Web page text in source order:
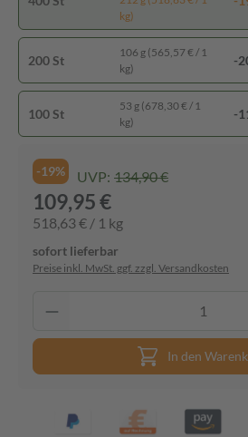
kg)
200 St
106 g (565,57 € / 1
kg)
-
100 St
53 g (678,30 € / 1
kg)
-
-19% UVP: 134,90 €
109,95 €
518,63 € / 1 kg
sofort lieferbar
Preise inkl. MwSt. ggf. zzgl. Versandkosten
In den